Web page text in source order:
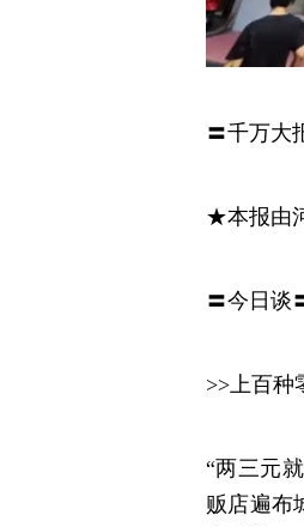
〓千万大
★本报由
〓今日谈
>>上百种
“两三元
贩店遍布